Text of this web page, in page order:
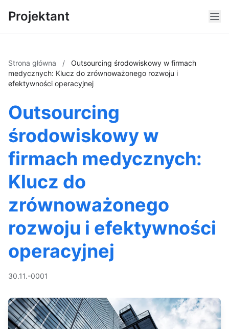
Projektant
Strona główna /
Outsourcing środowiskowy w firmach
medycznych: Klucz do zrównoważonego rozwoju i
efektywności operacyjnej
Outsourcing
środowiskowy w
firmach medycznych:
Klucz do
zrównoważonego
rozwoju i efektywności
operacyjnej
30.11.-0001